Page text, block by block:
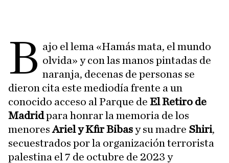
B ajo el lema «Hamás mata, el mundo
olvida» y con las manos pintadas de
naranja, decenas de personas se
dieron cita este mediodía frente a un
conocido acceso al Parque de El Retiro de
Madridpara honrar la memoria de los
menoresAriel y Kfir Bibasy su madre Shiri,
secuestrados por la organización terrorista
palestina el 7 de octubre de 2023 y